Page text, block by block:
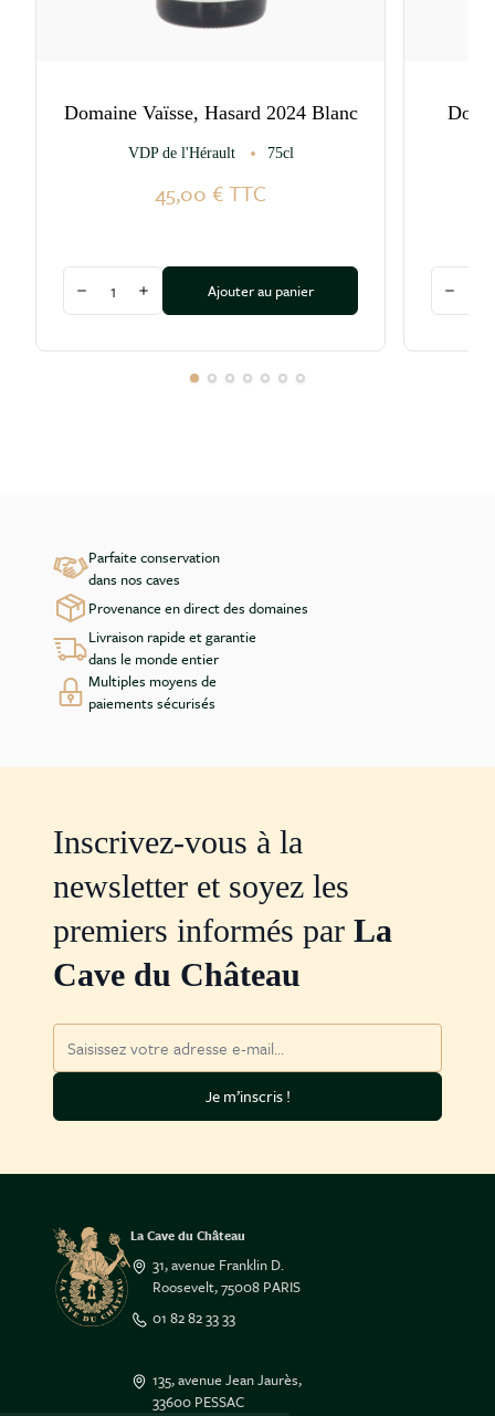
Domaine Vaïsse, Hasard 2024 Blanc
VDP de l'Hérault 75cl
45,00 €TTC
Diminuer la quantité
Augmenter la quantité
Ajouter au panier
Parfaite conservation
dans nos caves
Provenance en direct des domaines
Livraison rapide et garantie
dans le monde entier
Multiples moyens de
paiements sécurisés
Inscrivez-vous à la
newsletter et soyez les
premiers informés par La
Cave du Château
Je m’inscris !
La Cave du Château
31, avenue Franklin D.
Roosevelt, 75008 PARIS
01 82 82 33 33
135, avenue Jean Jaurès,
33600 PESSAC